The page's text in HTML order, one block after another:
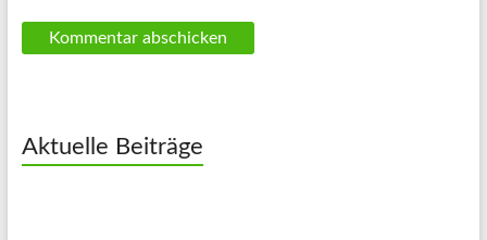
Aktuelle Beiträge